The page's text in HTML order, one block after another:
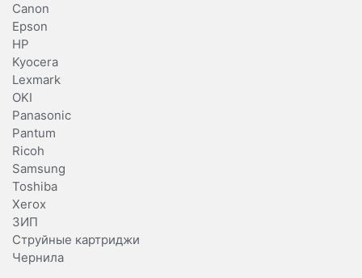
Canon
Epson
HP
Kyocera
Lexmark
OKI
Panasonic
Pantum
Ricoh
Samsung
Toshiba
Xerox
ЗИП
Струйные картриджи
Чернила